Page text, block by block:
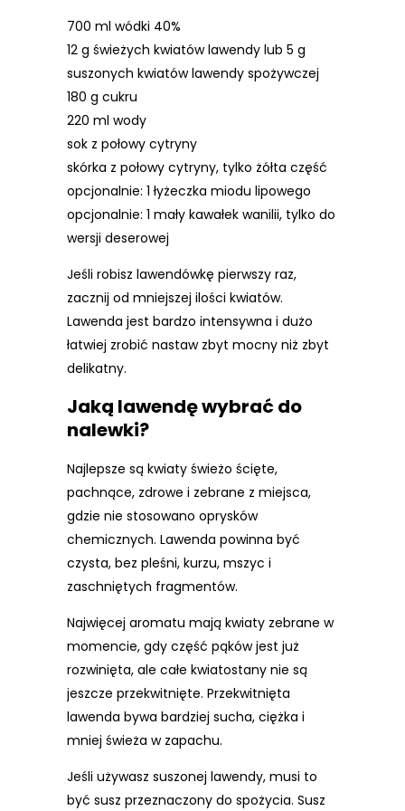
700 ml wódki 40%
12 g świeżych kwiatów lawendy lub 5 g
suszonych kwiatów lawendy spożywczej
180 g cukru
220 ml wody
sok z połowy cytryny
skórka z połowy cytryny, tylko żółta część
opcjonalnie: 1 łyżeczka miodu lipowego
opcjonalnie: 1 mały kawałek wanilii, tylko do
wersji deserowej
Jeśli robisz lawendówkę pierwszy raz,
zacznij od mniejszej ilości kwiatów.
Lawenda jest bardzo intensywna i dużo
łatwiej zrobić nastaw zbyt mocny niż zbyt
delikatny.
Jaką lawendę wybrać do
nalewki?
Najlepsze są kwiaty świeżo ścięte,
pachnące, zdrowe i zebrane z miejsca,
gdzie nie stosowano oprysków
chemicznych. Lawenda powinna być
czysta, bez pleśni, kurzu, mszyc i
zaschniętych fragmentów.
Najwięcej aromatu mają kwiaty zebrane w
momencie, gdy część pąków jest już
rozwinięta, ale całe kwiatostany nie są
jeszcze przekwitnięte. Przekwitnięta
lawenda bywa bardziej sucha, ciężka i
mniej świeża w zapachu.
Jeśli używasz suszonej lawendy, musi to
być susz przeznaczony do spożycia. Susz